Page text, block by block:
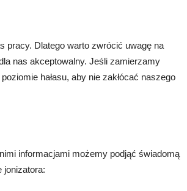
pracy. Dlatego warto zwrócić uwagę na
nas akceptowalny. Jeśli zamierzamy
hałasu, aby nie zakłócać naszego
informacjami możemy podjąć świadomą
jonizatora: